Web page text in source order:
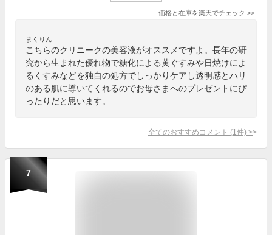
価格と在庫を楽天でチェック >>
まくりん
こちらのクリニークの美容液がオススメですよ。長年の研
究から生まれた優れ物で糖化による黄ぐすみや日焼けによ
るくすみなどを独自の処方でしっかりケアし透明感とハリ
のある肌に導いてくれるのでお母さまへのプレゼントにぴ
ったりだと思います。
全てのおすすめコメント (1 件) >
7